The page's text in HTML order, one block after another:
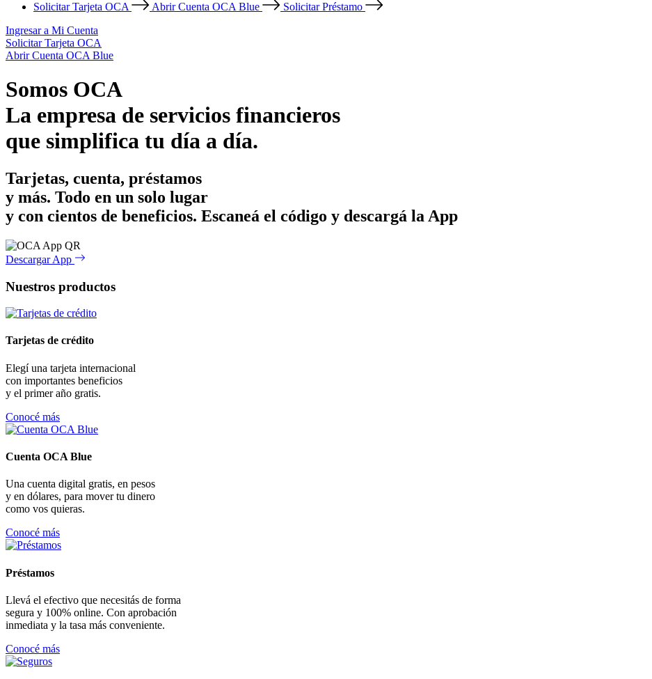
Solicitar Tarjeta OCA
Abrir Cuenta OCA Blue
Solicitar Préstamo
Ingresar a Mi Cuenta
Solicitar Tarjeta OCA
Abrir Cuenta OCA Blue
Somos OCA
La empresa de servicios financieros
que simplifica tu día a día.
Tarjetas, cuenta, préstamos
y más. Todo en un solo lugar
y con cientos de beneficios. Escaneá el código y descargá la App
Descargar App
Nuestros productos
Tarjetas de crédito
Elegí una tarjeta internacional
con importantes beneficios
y el primer año gratis.
Conocé más
Cuenta OCA Blue
Una cuenta digital gratis, en pesos
y en dólares, para mover tu dinero
como vos quieras.
Conocé más
Préstamos
Llevá el efectivo que necesitás de forma
segura y 100% online. Con aprobación
inmediata y la tasa más conveniente.
Conocé más